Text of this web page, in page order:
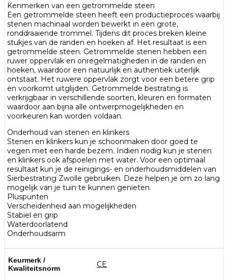
Kenmerken van een getrommelde steen
Een getrommelde steen heeft een productieproces waarbij
stenen machinaal worden bewerkt in een grote,
ronddraaiende trommel. Tijdens dit proces breken kleine
stukjes van de randen en hoeken af. Het resultaat is een
getrommelde steen. Getrommelde stenen hebben een
ruwer oppervlak en onregelmatigheden in de randen en
hoeken, waardoor een natuurlijk en authentiek uiterlijk
ontstaat. Het ruwere oppervlak zorgt voor een betere grip
en voorkomt uitglijden. Getrommelde bestrating is
verkrijgbaar in verschillende soorten, kleuren en formaten
waardoor aan bijna alle ontwerpmogelijkheden en
voorkeuren kan worden voldaan.
Onderhoud van stenen en klinkers
Stenen en klinkers kun je schoonmaken door goed te
vegen met een harde bezem. Indien nodig kun je stenen
en klinkers ook afspoelen met water. Voor een optimaal
resultaat kun je de reinigings- en onderhoudsmiddelen van
Sierbestrating Zwolle gebruiken. Deze helpen je om zo lang
mogelijk van je tuin te kunnen genieten.
Pluspunten
Verscheidenheid aan mogelijkheden
Stabiel en grip
Waterdoorlatend
Onderhoudsarm
Keurmerk /
Kwaliteitsnorm
CE